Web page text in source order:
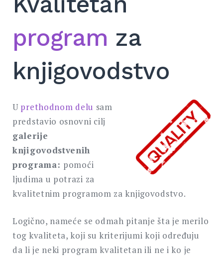
program za
knjigovodstvo
U prethodnom delu sam
predstavio osnovni cilj
galerije
knjigovodstvenih
programa: pomoći
ljudima u potrazi za
kvalitetnim programom za knjigovodstvo.
Logično, nameće se odmah pitanje šta je merilo
tog kvaliteta, koji su kriterijumi koji određuju
da li je neki program kvalitetan ili ne i ko je